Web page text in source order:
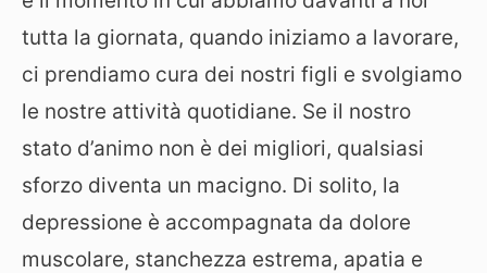
tutta la giornata, quando iniziamo a lavorare,
ci prendiamo cura dei nostri figli e svolgiamo
le nostre attività quotidiane. Se il nostro
stato d’animo non è dei migliori, qualsiasi
sforzo diventa un macigno. Di solito, la
depressione è accompagnata da dolore
muscolare, stanchezza estrema, apatia e